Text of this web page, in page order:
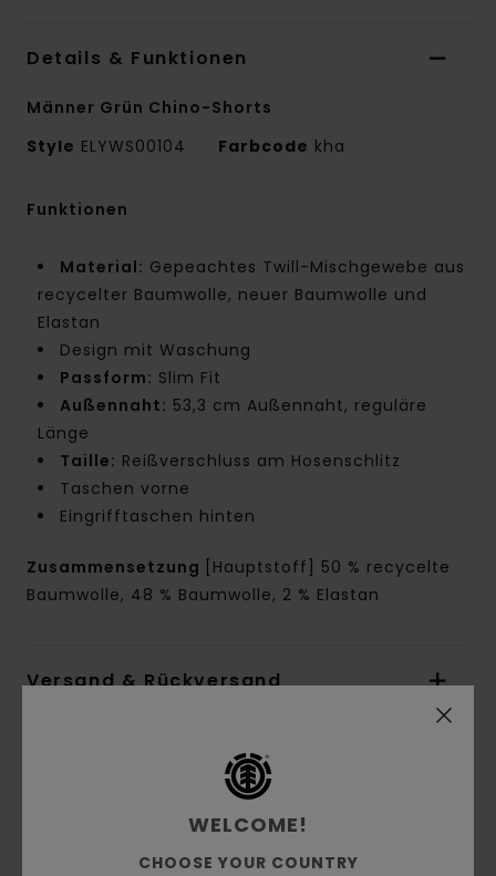
Details & Funktionen
Männer Grün Chino-Shorts
Style ELYWS00104 Farbcode kha
Funktionen
Material: Gepeachtes Twill-Mischgewebe aus
recycelter Baumwolle, neuer Baumwolle und
Elastan
Design mit Waschung
Passform: Slim Fit
Außennaht: 53,3 cm Außennaht, reguläre
Länge
Taille: Reißverschluss am Hosenschlitz
Taschen vorne
Eingrifftaschen hinten
Zusammensetzung
[Hauptstoff] 50 % recycelte
Baumwolle, 48 % Baumwolle, 2 % Elastan
Versand & Rückversand
Kundenbewertungen
WELCOME!
CHOOSE YOUR COUNTRY